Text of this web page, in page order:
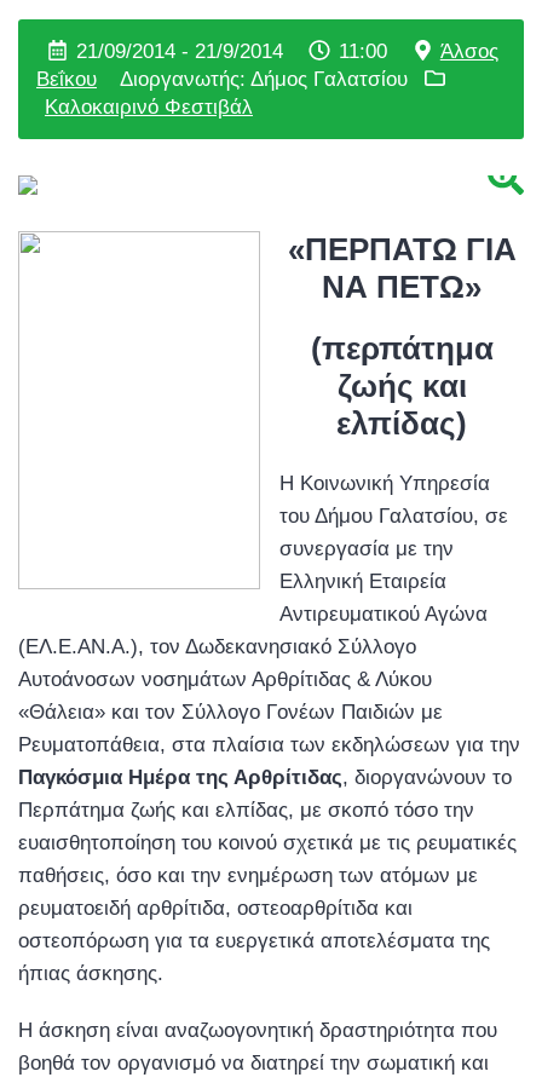
21/09/2014 - 21/9/2014 11:00
Άλσος
Βεΐκου
Διοργανωτής: Δήμος Γαλατσίου
Καλοκαιρινό Φεστιβάλ
«ΠΕΡΠΑΤΩ ΓΙΑ
ΝΑ ΠΕΤΩ»
(περπάτημα
ζωής και
ελπίδας)
Η Κοινωνική Υπηρεσία
του Δήμου Γαλατσίου, σε
συνεργασία με την
Ελληνική Εταιρεία
Αντιρευματικού Αγώνα
(ΕΛ.Ε.ΑΝ.Α.), τον Δωδεκανησιακό Σύλλογο
Αυτοάνοσων νοσημάτων Αρθρίτιδας & Λύκου
«Θάλεια» και τον Σύλλογο Γονέων Παιδιών με
Ρευματοπάθεια, στα πλαίσια των εκδηλώσεων για την
Παγκόσμια Ημέρα της Αρθρίτιδας, διοργανώνουν το
Περπάτημα ζωής και ελπίδας, με σκοπό τόσο την
ευαισθητοποίηση του κοινού σχετικά με τις ρευματικές
παθήσεις, όσο και την ενημέρωση των ατόμων με
ρευματοειδή αρθρίτιδα, οστεοαρθρίτιδα και
οστεοπόρωση για τα ευεργετικά αποτελέσματα της
ήπιας άσκησης.
Η άσκηση είναι αναζωογονητική δραστηριότητα που
βοηθά τον οργανισμό να διατηρεί την σωματική και